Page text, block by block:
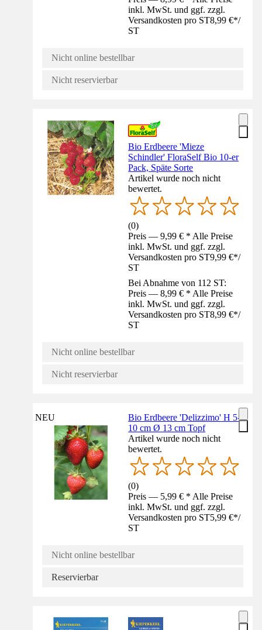
inkl. MwSt. und ggf. zzgl.
Versandkosten pro ST8,99 €*/
ST
Nicht online bestellbar
Nicht reservierbar
Bio Erdbeere 'Mieze
Schindler' FloraSelf Bio 10-er
Pack, Späte Sorte
Artikel wurde noch nicht
bewertet.
(0)
Preis — 9,99 € * Alle Preise
inkl. MwSt. und ggf. zzgl.
Versandkosten pro ST9,99 €*/
ST
Bei Abnahme von 112 ST:
Preis — 8,99 € * Alle Preise
inkl. MwSt. und ggf. zzgl.
Versandkosten pro ST8,99 €*/
ST
Nicht online bestellbar
Nicht reservierbar
NEU
Bio Erdbeere 'Delizzimo' H 5-
10 cm Ø 13 cm Topf
Artikel wurde noch nicht
bewertet.
(0)
Preis — 5,99 € * Alle Preise
inkl. MwSt. und ggf. zzgl.
Versandkosten pro ST5,99 €*/
ST
Nicht online bestellbar
Reservierbar